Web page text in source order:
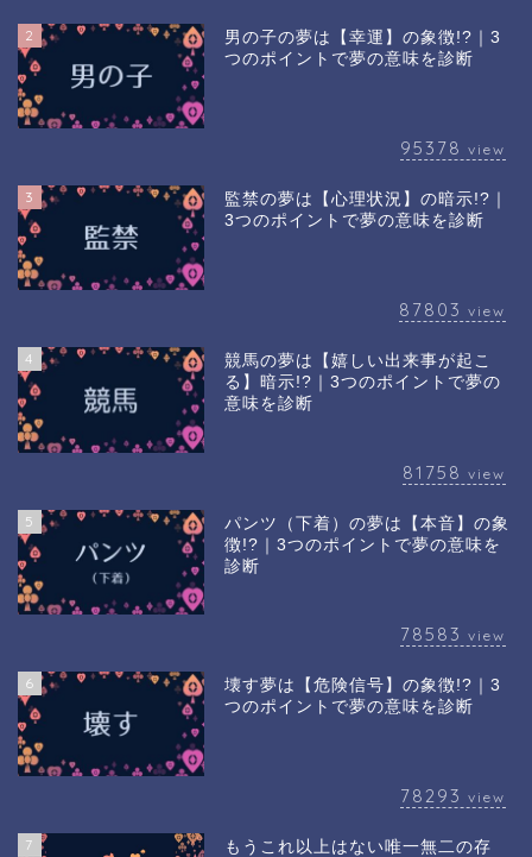
2
男の子の夢は【幸運】の象徴!?｜3
つのポイントで夢の意味を診断
95378 view
3
監禁の夢は【心理状況】の暗示!?｜
3つのポイントで夢の意味を診断
87803 view
4
競馬の夢は【嬉しい出来事が起こ
る】暗示!?｜3つのポイントで夢の
意味を診断
81758 view
5
パンツ（下着）の夢は【本音】の象
徴!?｜3つのポイントで夢の意味を
診断
78583 view
6
壊す夢は【危険信号】の象徴!?｜3
つのポイントで夢の意味を診断
78293 view
7
もうこれ以上はない唯一無二の存